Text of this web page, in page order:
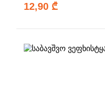
12,90 ₾